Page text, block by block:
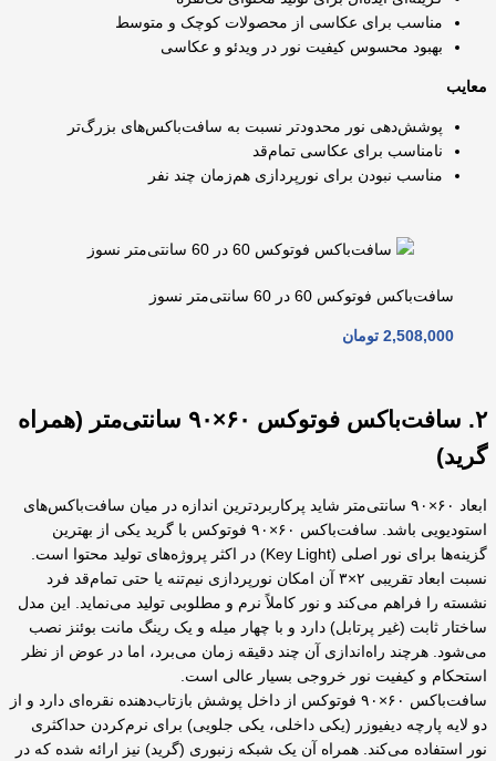
مناسب برای عکاسی از محصولات کوچک و متوسط
بهبود محسوس کیفیت نور در ویدئو و عکاسی
معایب
پوشش‌دهی نور محدودتر نسبت به سافت‌باکس‌های بزرگ‌تر
نامناسب برای عکاسی تمام‌قد
مناسب نبودن برای نورپردازی هم‌زمان چند نفر
سافت‌باکس فوتوکس 60 در 60 سانتی‌متر نسوز
2,508,000 تومان
۲. سافت‌باکس فوتوکس ۶۰×۹۰ سانتی‌متر (همراه
گرید)
ابعاد ۶۰×۹۰ سانتی‌متر شاید پرکاربردترین اندازه در میان سافت‌باکس‌های
استودیویی باشد. سافت‌باکس ۶۰×۹۰ فوتوکس با گرید یکی از بهترین
گزینه‌ها برای نور اصلی (Key Light) در اکثر پروژه‌های تولید محتوا است.
نسبت ابعاد تقریبی ۲×۳ آن امکان نورپردازی نیم‌تنه یا حتی تمام‌قد فرد
نشسته را فراهم می‌کند و نور کاملاً نرم و مطلوبی تولید می‌نماید. این مدل
ساختار ثابت (غیر پرتابل) دارد و با چهار میله و یک رینگ مانت بوئنز نصب
می‌شود. هرچند راه‌اندازی آن چند دقیقه زمان می‌برد، اما در عوض از نظر
استحکام و کیفیت نور خروجی بسیار عالی است.
سافت‌باکس ۶۰×۹۰ فوتوکس از داخل پوشش بازتاب‌دهنده نقره‌ای دارد و از
دو لایه پارچه دیفیوزر (یکی داخلی، یکی جلویی) برای نرم‌کردن حداکثری
نور استفاده می‌کند. همراه آن یک شبکه زنبوری (گرید) نیز ارائه شده که در